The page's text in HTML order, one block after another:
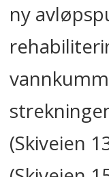
ny
(Skiveien